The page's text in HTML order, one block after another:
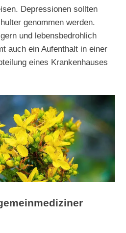
Depressionen sollten
genommen werden.
und lebensbedrohlich
auch ein Aufenthalt in einer
eines Krankenhauses